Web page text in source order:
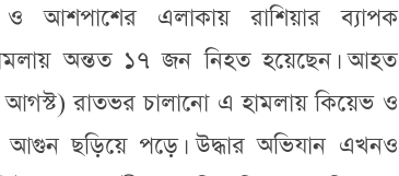
ও আশপাশের এলাকায় রাশিয়ার ব্যাপক
হামলায় অন্তত ১৭ জন নিহত হয়েছেন। আহত
আগস্ট) রাতভর চালানো এ হামলায় কিয়েভ ও
আগুন ছড়িয়ে পড়ে। উদ্ধার অভিযান এখনও